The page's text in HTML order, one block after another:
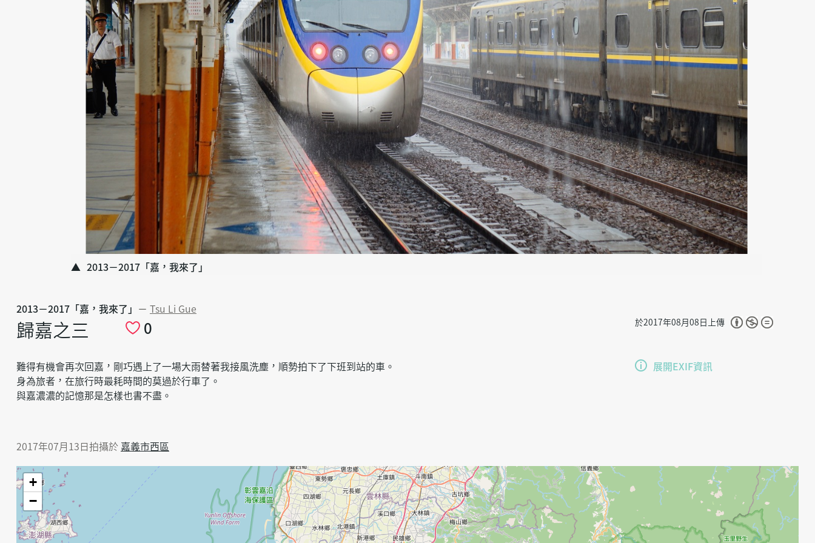
2013－2017「嘉，我來了」
2013－2017「嘉，我來了」 － Tsu Li Gue
歸嘉之三 0 於2017年08月08日上傳
難得有機會再次回嘉，剛巧遇上了一場大雨替著我接風洗塵，順勢拍下了下班到站的車。
身為旅者，在旅行時最耗時間的莫過於行車了。
與嘉濃濃的記憶那是怎樣也書不盡。
2017年07月13日拍攝於 嘉義市西區
展開EXIF資訊
+
−